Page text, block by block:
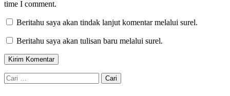
time I comment.
Beritahu saya akan tindak lanjut komentar melalui surel.
Beritahu saya akan tulisan baru melalui surel.
Cari
untuk: